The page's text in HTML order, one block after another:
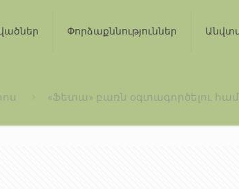
Փորձաքննություններ
«Ֆետա» բառն օգտագործելու